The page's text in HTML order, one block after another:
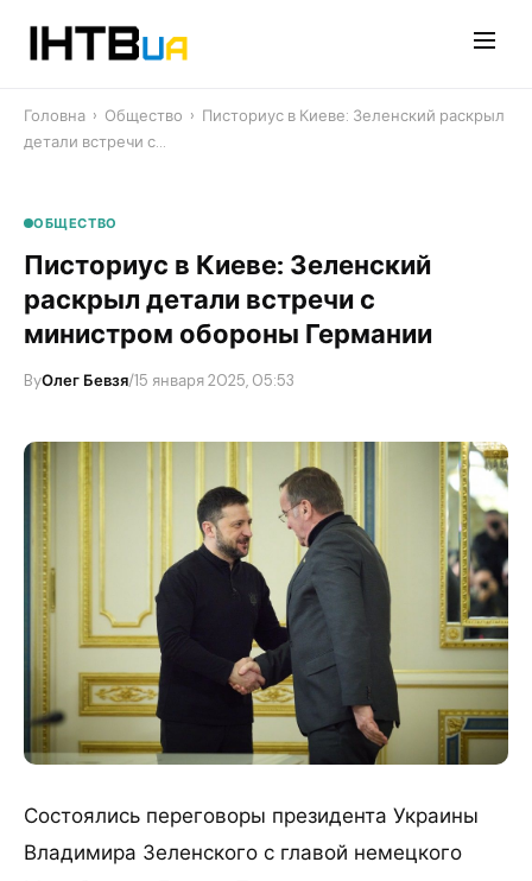
Головна › Общество › Писториус в Киеве: Зеленский раскрыл
детали встречи с…
ОБЩЕСТВО
Писториус в Киеве: Зеленский
раскрыл детали встречи с
министром обороны Германии
ByОлег Бевзя/15 января 2025, 05:53
​Состоялись переговоры президента Украины
Владимира Зеленского с главой немецкого